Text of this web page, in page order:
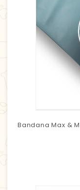
Bandana Max &